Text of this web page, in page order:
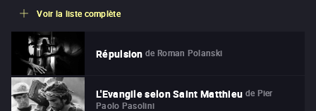
Voir la liste complète
Répulsion de Roman Polanski
L'Evangile selon Saint Matthieu de Pier
Paolo Pasolini